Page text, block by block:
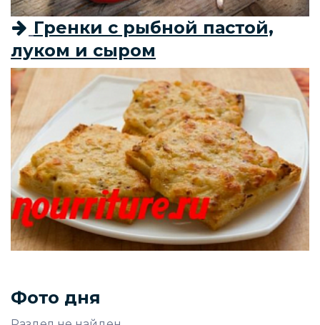
Гренки с рыбной пастой,
луком и сыром
Фото дня